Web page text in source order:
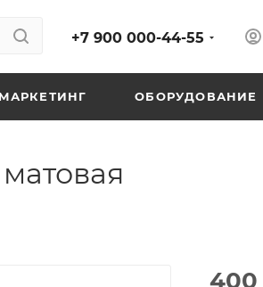
+7 900 000-44-55
МАРКЕТИНГ ОБОРУДОВАНИЕ
400